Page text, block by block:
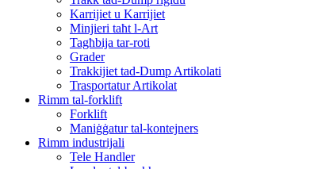
Karrijiet u Karrijiet
Minjieri taħt l-Art
Tagħbija tar-roti
Grader
Trakkijiet tad-Dump Artikolati
Trasportatur Artikolat
Rimm tal-forklift
Forklift
Maniġġatur tal-kontejners
Rimm industrijali
Tele Handler